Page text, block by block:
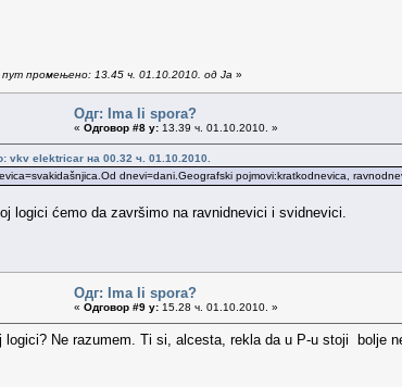
промењено: 13.45 ч. 01.10.2010. од Ja »
Одг: Ima li spora?
« Одговор #8 у: 13.39 ч. 01.10.2010. »
vkv elektricar на 00.32 ч. 01.10.2010.
dnevi=dani.Geografski pojmovi:kratkodnevica,
logici ćemo da završimo na ravnidnevici i svidnevici.
Одг: Ima li spora?
« Одговор #9 у: 15.28 ч. 01.10.2010. »
logici? Ne razumem. Ti si, alcesta, rekla da u P-u stoji bolje